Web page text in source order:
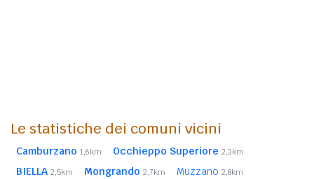
Le statistiche dei comuni vicini
Camburzano 1,6km Occhieppo Superiore 2,3km
BIELLA 2,5km Mongrando 2,7km Muzzano 2,8km